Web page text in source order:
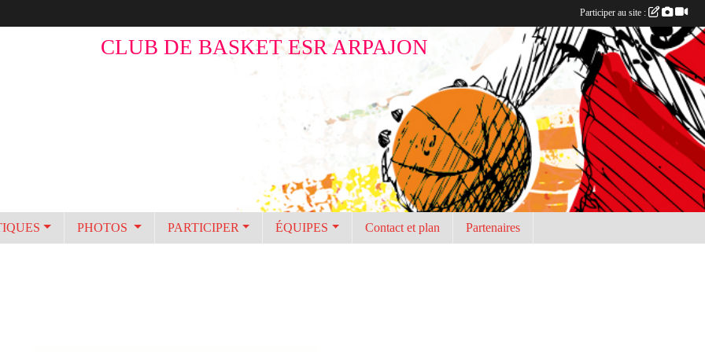
CLUB DE BASKET ESR ARPAJON
PHOTOS PARTICIPER ÉQUIPES Contact et plan Partenaires
Participer au site :